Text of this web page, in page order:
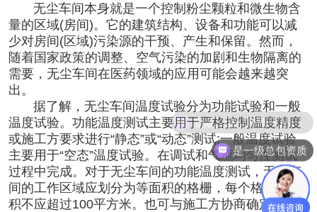
无尘车间本身就是一个控制粉尘颗粒和微生物含
量的区域(房间)。它的建筑结构、设备和功能可以减
少对房间(区域)污染源的干预、产生和保留。然而，
随着国家政策的调整、空气污染的加剧和生物隔离的
需要，无尘车间在医药领域的应用可能会越来越突
出。
据了解，无尘车间温度试验分为功能试验和一般
温度试验。功能温度测试主要用于严格控制温度精度
或施工方要求进行“静态”或“动态”测试;一般温度试验
主要用于“空态”温度试验。在调试和气流均匀性测试
过程中完成。对于无尘车间的功能温度测试，无尘车
间的工作区域应划分为等面积的格栅，每个格栅的面
积不应超过100平方米。也可与施工方协商确定，每
能做百级车间和千级车间
是一级总包资质